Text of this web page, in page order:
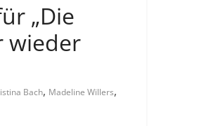
„Die
wieder
Bach, Madeline Willers,